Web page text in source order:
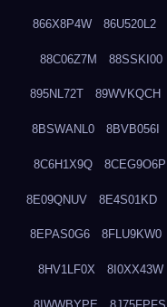
866X8P4W 86U520L2
88C06Z7M 88SSKI00
895NL72T 89WVKQCH
8BSWANL0 8BVB056I
8C6H1X9Q 8CEG9O6P
8E09QNUV 8E4S01KD
8EPAS0G6 8FLU9KW0
8HV1LF0X 8I0XX43W